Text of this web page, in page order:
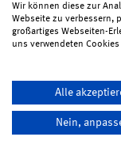
Folgen Sie uns:
Barrierefreiheit·
Wir können diese zur
Webseite zu verbessern,
großartiges Webseiten-
uns verwendeten
Alle
Nein,